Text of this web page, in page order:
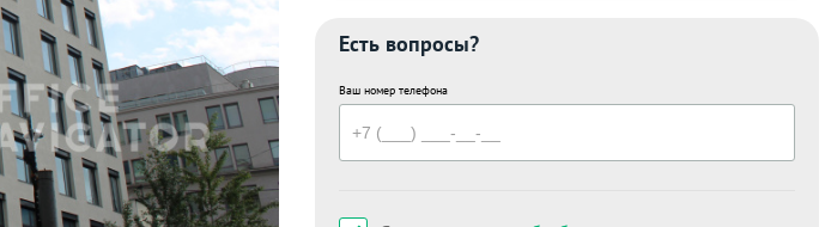
Есть вопросы?
Ваш номер телефона